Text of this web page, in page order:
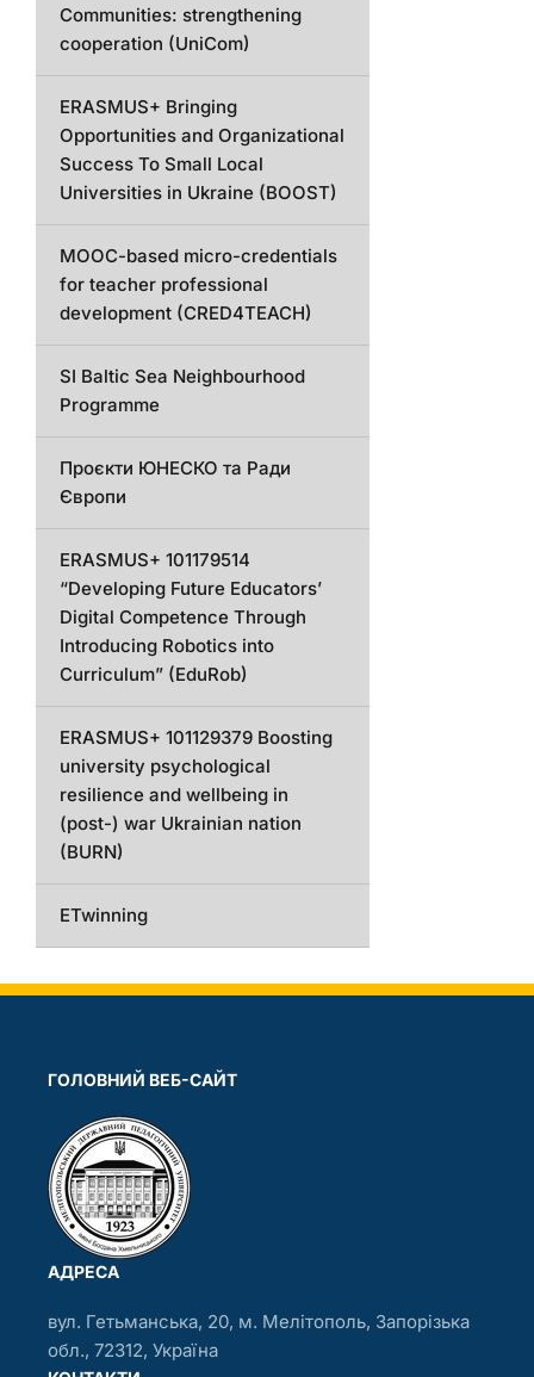
Communities: strengthening
cooperation (UniCom)
ERASMUS+ Bringing
Opportunities and Organizational
Success To Small Local
Universities in Ukraine (BOOST)
MOOC-based micro-credentials
for teacher professional
development (CRED4TEACH)
SI Baltic Sea Neighbourhood
Programme
Проєкти ЮНЕСКО та Ради
Європи
ERASMUS+ 101179514
“Developing Future Educators’
Digital Competence Through
Introducing Robotics into
Curriculum” (EduRob)
ERASMUS+ 101129379 Boosting
university psychological
resilience and wellbeing in
(post-) war Ukrainian nation
(BURN)
ETwinning
ГОЛОВНИЙ ВЕБ-САЙТ
АДРЕСА
вул. Гетьманська, 20, м. Мелітополь, Запорізька
обл., 72312, Україна